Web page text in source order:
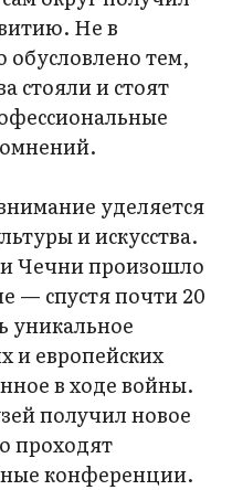
Не в
тем,
стояли и стоят
уделяется
и искусства.
Чечни произошло
— спустя почти 20
уникальное
и европейских
в ходе войны.
получил новое
проходят
конференции.